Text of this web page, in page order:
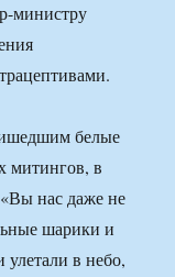
министру
белые
митингов, в
нас даже не
шарики и
в небо,